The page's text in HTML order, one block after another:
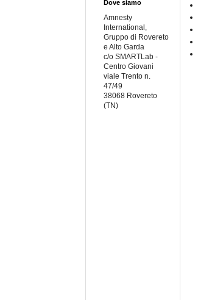
Dove siamo
Amnesty
International,
Gruppo di Rovereto
e Alto Garda
c/o SMARTLab -
Centro Giovani
viale Trento n.
47/49
38068 Rovereto
(TN)